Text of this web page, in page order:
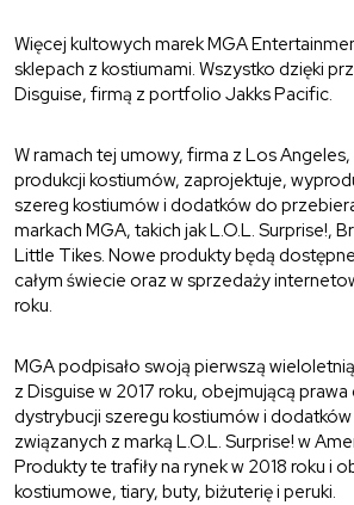
Więcej kultowych marek MGA
sklepach z kostiumami. Wszystko dzięki
Disguise, firmą z portfolio Jakks Pacific.
W ramach tej umowy, firma z Los
produkcji kostiumów, zaprojektuje,
szereg kostiumów i dodatków do
markach MGA, takich jak L.O.L. Surprise!,
Little Tikes. Nowe produkty będą
całym świecie oraz w sprzedaży
roku.
MGA podpisało swoją pierwszą
z Disguise w 2017 roku, obejmującą prawa
dystrybucji szeregu kostiumów i
związanych z marką L.O.L. Surprise! w
Produkty te trafiły na rynek w 2018 roku i
kostiumowe, tiary, buty, biżuterię i peruki.